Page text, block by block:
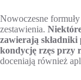
Nowoczesne
zestawienia.
zawierają składniki
kondycję rzęs przy
doceniają również